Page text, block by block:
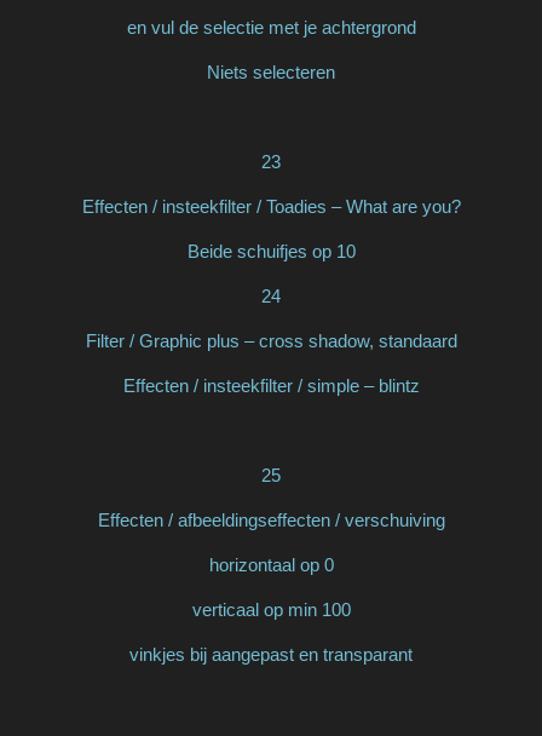
en vul de selectie met je achtergrond
Niets selecteren
23
Effecten / insteekfilter / Toadies – What are you?
Beide schuifjes op 10
24
Filter / Graphic plus – cross shadow, standaard
Effecten / insteekfilter / simple – blintz
25
Effecten / afbeeldingseffecten / verschuiving
horizontaal op 0
verticaal op min 100
vinkjes bij aangepast en transparant